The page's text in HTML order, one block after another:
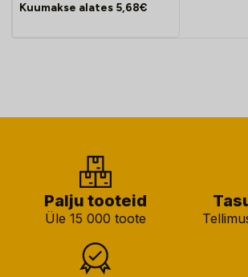
Kuumakse alates 5,68€
Palju tooteid
Üle 15 000 toote